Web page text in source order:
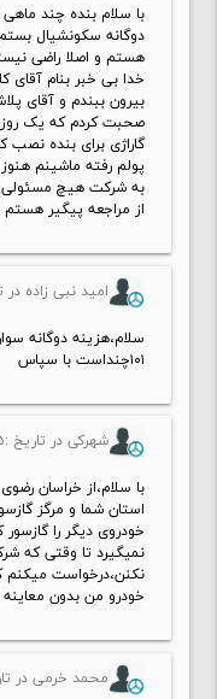
با سلام بنده چند
دوگانه سکونشیال
هستم و اصلا راضی
خدا بی خبر بنام آقای
بیرون ببندم و آقای
پولم رفته ماشینم
به شرکت هیچ مسئولی
از مراجعه پیگیر
امید نبی زاده در تاریخ
سلام،هزینه دوگانه
۱۰۱چنداست با سپاس
شهرکی در تاریخ :1402/2/25
استان شما و مرگز
خودروی دیگر را
نمیگیرد تا وقتی که
خودرو من بدون
محمد خرمی در تاریخ